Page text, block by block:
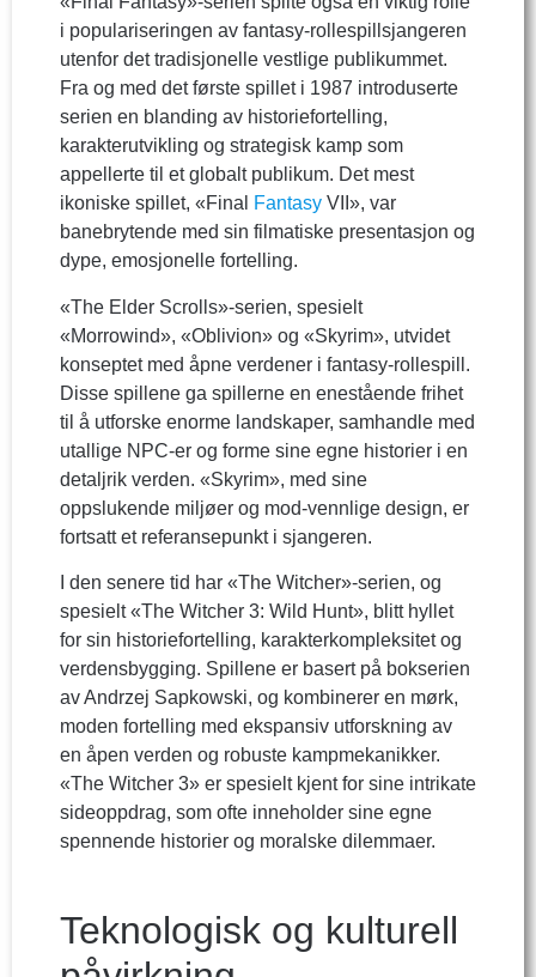
i populariseringen av fantasy-rollespillsjangeren
utenfor det tradisjonelle vestlige publikummet.
Fra og med det første spillet i 1987 introduserte
serien en blanding av historiefortelling,
karakterutvikling og strategisk kamp som
appellerte til et globalt publikum. Det mest
ikoniske spillet, «Final
Fantasy VII», var
banebrytende med sin filmatiske presentasjon og
dype, emosjonelle fortelling.
«The Elder Scrolls»-serien, spesielt
«Morrowind», «Oblivion» og «Skyrim», utvidet
konseptet med åpne verdener i fantasy-rollespill.
Disse spillene ga spillerne en enestående frihet
til å utforske enorme landskaper, samhandle med
utallige NPC-er og forme sine egne historier i en
detaljrik verden. «Skyrim», med sine
oppslukende miljøer og mod-vennlige design, er
fortsatt et referansepunkt i sjangeren.
I den senere tid har «The Witcher»-serien, og
spesielt «The Witcher 3: Wild Hunt», blitt hyllet
for sin historiefortelling, karakterkompleksitet og
verdensbygging. Spillene er basert på bokserien
av Andrzej Sapkowski, og kombinerer en mørk,
moden fortelling med ekspansiv utforskning av
en åpen verden og robuste kampmekanikker.
«The Witcher 3» er spesielt kjent for sine intrikate
sideoppdrag, som ofte inneholder sine egne
spennende historier og moralske dilemmaer.
Teknologisk og kulturell